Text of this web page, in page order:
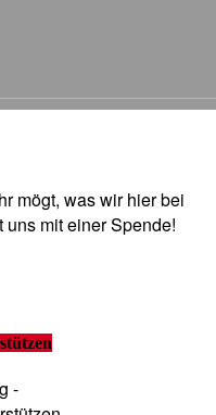
mögt, was wir hier bei
mit einer Spende!
-